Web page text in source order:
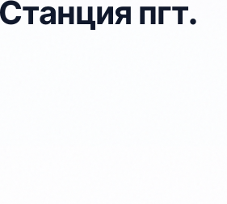
пгт.